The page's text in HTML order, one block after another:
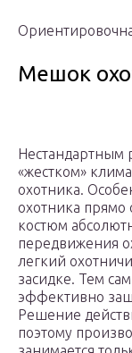
Мешок
«жестком»
охотника.
охотника прямо
костюм
передвижения
легкий
засидке. Тем
эффективно
Решение
поэтому